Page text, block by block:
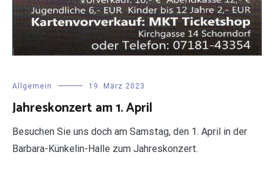
Allgemein 19. März 2023
Jahreskonzert am 1. April
Besuchen Sie uns doch am Samstag, den 1. April in der
Barbara-Künkelin-Halle zum Jahreskonzert.